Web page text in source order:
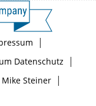
|
Datenschutz |
Mike Steiner|